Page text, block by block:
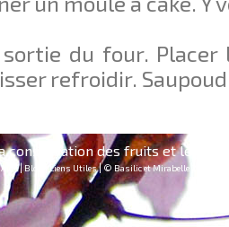
du four.
refroidir.
conservation des fruits et
Aide|Blog Liens Utiles|© Basilic et Mirabelle 2018